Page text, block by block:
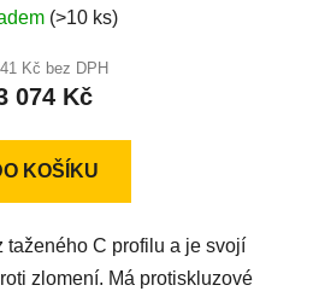
hodnocení
produktu
je
z
(>10 ks)
Kč bez DPH
074 Kč
KOŠÍKU
taženého C profilu a je svojí
zlomení. Má protiskluzové